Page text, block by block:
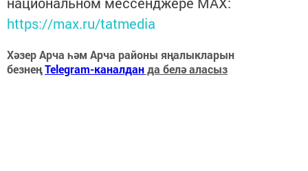
https://max.ru/tatmedia
Хәзер Арча һәм Арча районы яңалыкларын
безнеңTelegram-каналданда белә аласыз